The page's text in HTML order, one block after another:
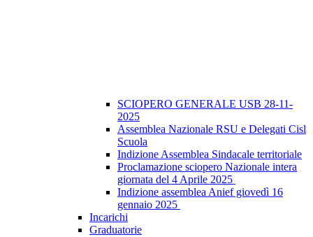
SCIOPERO GENERALE USB 28-11-
2025
Assemblea Nazionale RSU e Delegati Cisl
Scuola
Indizione Assemblea Sindacale territoriale
Proclamazione sciopero Nazionale intera
giornata del 4 Aprile 2025
Indizione assemblea Anief giovedì 16
gennaio 2025
Incarichi
Graduatorie